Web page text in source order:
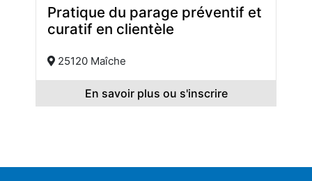
Pratique du parage préventif et
curatif en clientèle
25120 Maîche
En savoir plus ou s'inscrire